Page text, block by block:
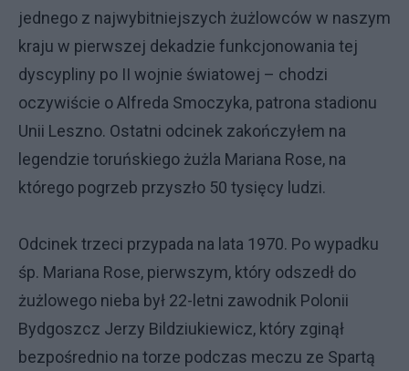
jednego z najwybitniejszych żużlowców w naszym
kraju w pierwszej dekadzie funkcjonowania tej
dyscypliny po II wojnie światowej – chodzi
oczywiście o Alfreda Smoczyka, patrona stadionu
Unii Leszno. Ostatni odcinek zakończyłem na
legendzie toruńskiego żużla Mariana Rose, na
którego pogrzeb przyszło 50 tysięcy ludzi.
Odcinek trzeci przypada na lata 1970. Po wypadku
śp. Mariana Rose, pierwszym, który odszedł do
żużlowego nieba był 22-letni zawodnik Polonii
Bydgoszcz Jerzy Bildziukiewicz, który zginął
bezpośrednio na torze podczas meczu ze Spartą